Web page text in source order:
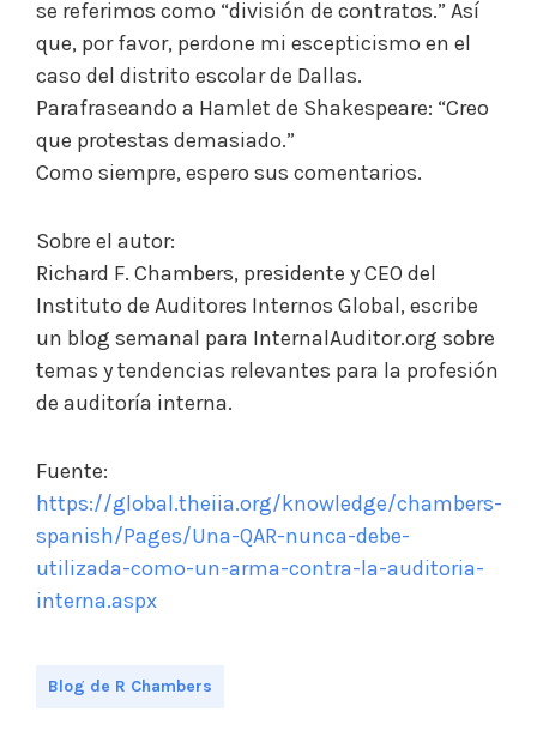
se referimos como “división de contratos.” Así
que, por favor, perdone mi escepticismo en el
caso del distrito escolar de Dallas.
Parafraseando a Hamlet de Shakespeare: “Creo
que protestas demasiado.”
Como siempre, espero sus comentarios.
Sobre el autor:
Richard F. Chambers, presidente y CEO del
Instituto de Auditores Internos Global, escribe
un blog semanal para InternalAuditor.org sobre
temas y tendencias relevantes para la profesión
de auditoría interna.
Fuente:
https://global.theiia.org/knowledge/chambers-
spanish/Pages/Una-QAR-nunca-debe-
utilizada-como-un-arma-contra-la-auditoria-
interna.aspx
Blog de R Chambers